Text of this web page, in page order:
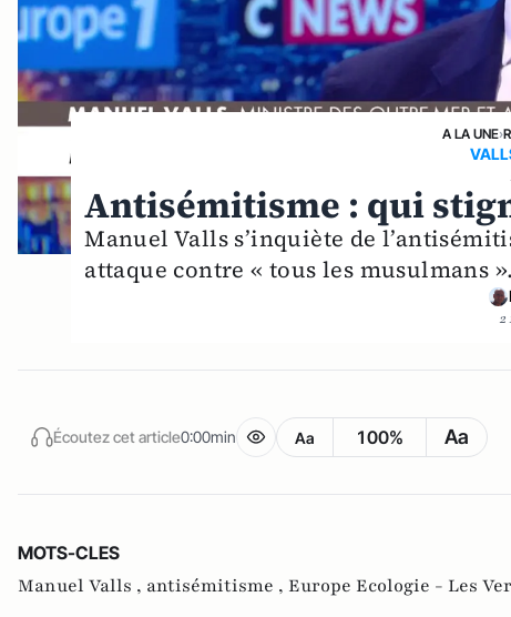
A LA UNE›
Antisémitisme : qui
Manuel Valls s’inquiète de
attaque contre « tous les musulmans
2
Écoutez cet article0:00min Aa 100% Aa
MOTS-CLES
Manuel Valls , antisémitisme , Europe Ecologie - Les